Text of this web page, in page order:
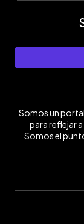
Somos un
para reflejar a
Somos el